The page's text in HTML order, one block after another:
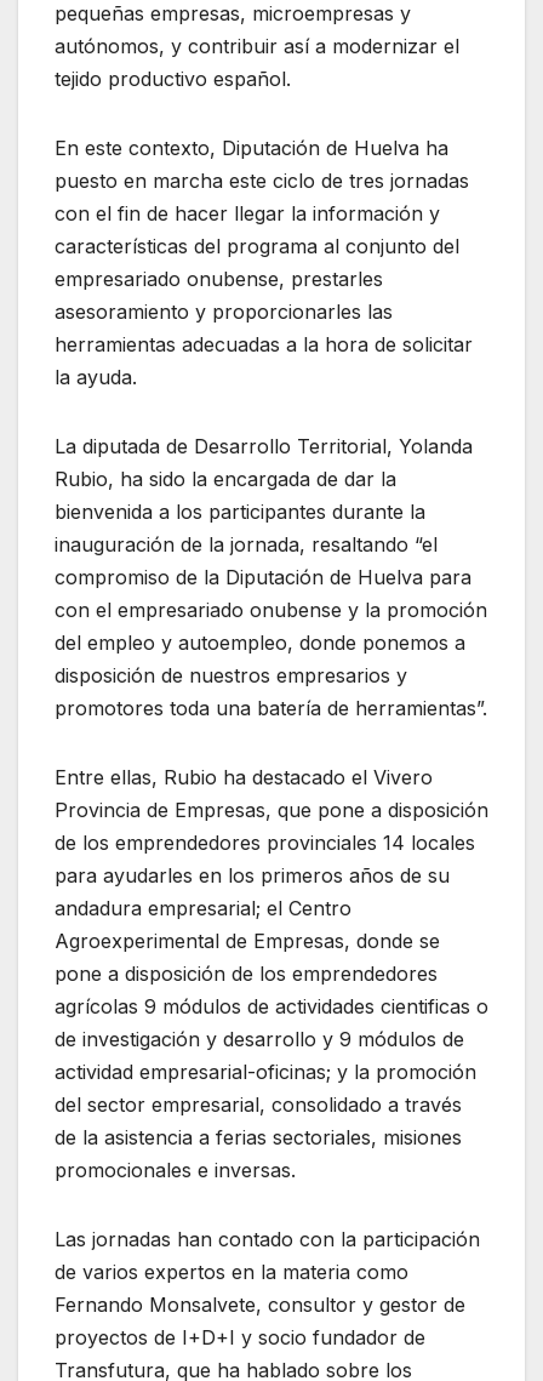
pequeñas empresas, microempresas y
autónomos, y contribuir así a modernizar el
tejido productivo español.
En este contexto, Diputación de Huelva ha
puesto en marcha este ciclo de tres jornadas
con el fin de hacer llegar la información y
características del programa al conjunto del
empresariado onubense, prestarles
asesoramiento y proporcionarles las
herramientas adecuadas a la hora de solicitar
la ayuda.
La diputada de Desarrollo Territorial, Yolanda
Rubio, ha sido la encargada de dar la
bienvenida a los participantes durante la
inauguración de la jornada, resaltando “el
compromiso de la Diputación de Huelva para
con el empresariado onubense y la promoción
del empleo y autoempleo, donde ponemos a
disposición de nuestros empresarios y
promotores toda una batería de herramientas”.
Entre ellas, Rubio ha destacado el Vivero
Provincia de Empresas, que pone a disposición
de los emprendedores provinciales 14 locales
para ayudarles en los primeros años de su
andadura empresarial; el Centro
Agroexperimental de Empresas, donde se
pone a disposición de los emprendedores
agrícolas 9 módulos de actividades cientificas o
de investigación y desarrollo y 9 módulos de
actividad empresarial-oficinas; y la promoción
del sector empresarial, consolidado a través
de la asistencia a ferias sectoriales, misiones
promocionales e inversas.
Las jornadas han contado con la participación
de varios expertos en la materia como
Fernando Monsalvete, consultor y gestor de
proyectos de I+D+I y socio fundador de
Transfutura, que ha hablado sobre los